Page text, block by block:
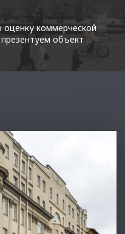
коммерческой
объект